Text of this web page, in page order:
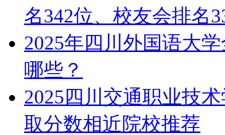
名342位、校友会排名
2025年四川外国语大
哪些？
2025四川交通职业技
取分数相近院校推荐